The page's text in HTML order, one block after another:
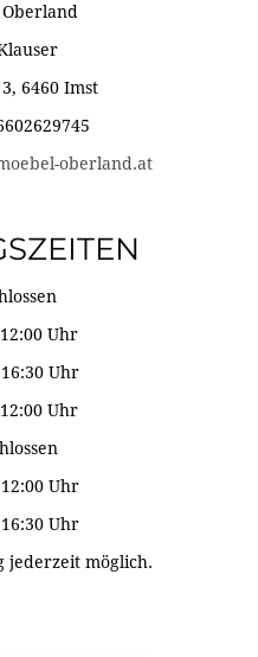
6460 Imst
oberland.at
Uhr
Uhr
Uhr
Uhr
Uhr
jederzeit möglich.